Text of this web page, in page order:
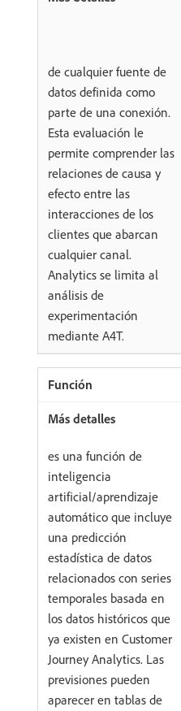
de cualquier fuente de
datos definida como
parte de una conexión.
Esta evaluación le
permite comprender las
relaciones de causa y
efecto entre las
interacciones de los
clientes que abarcan
cualquier canal.
Analytics se limita al
análisis de
experimentación
mediante A4T.
es una función de
inteligencia
artificial/aprendizaje
automático que incluye
una predicción
estadística de datos
relacionados con series
temporales basada en
los datos históricos que
ya existen en Customer
Journey Analytics. Las
previsiones pueden
aparecer en tablas de